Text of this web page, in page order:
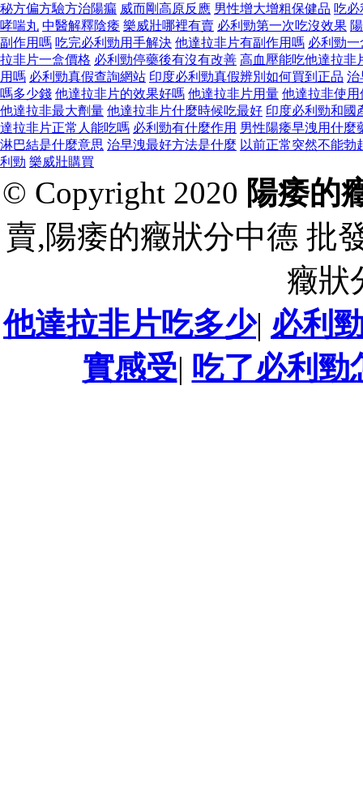
秘方偏方驗方治陽瘺 威而剛高原反應 男性增大增粗保健品 吃必
哮喘丸 中醫解釋陰痿 樂威壯哪裡有賣 必利勁第一次吃沒效果
副作用嗎 吃完必利勁用手解決 他達拉非片有副作用嗎 必利勁
拉非片一盒價格 必利勁停藥後有沒有改善 高血壓能吃他達拉非
用嗎 必利勁真假查詢網站 印度必利勁真假辨別如何買到正品 治
嗎多少錢 他達拉非片的效果好嗎 他達拉非片用量 他達拉非使用
他達拉非最大劑量 他達拉非片什麼時候吃最好 印度必利勁和國
達拉非片正常人能吃嗎 必利勁有什麼作用 男性陽痿早洩用什麼
淋巴結是什麼意思 治早洩最好方法是什麼 以前正常突然不能勃
利勁 樂威壯購買
© Copyright 2020 陽痿的
賣,陽痿的癥狀分中德 批
癥狀
他達拉非片吃多少| 必利
實感受| 吃了必利勁